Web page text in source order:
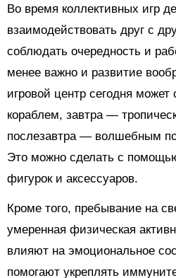
Во время коллективных игр
взаимодействовать друг с
соблюдать очередность и
менее важно и развитие
игровой центр сегодня может
кораблем, завтра —
послезавтра — волшебным
Это можно сделать с
фигурок и аксессуаров.
Кроме того, пребывание на
умеренная физическая
влияют на эмоциональное
помогают укреплять